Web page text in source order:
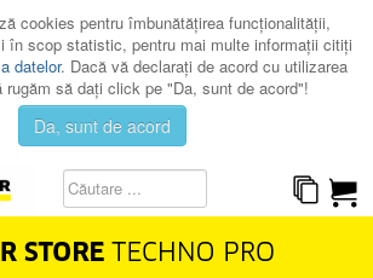
cookies pentru îmbunătăţirea funcţionalităţii,
în scop statistic, pentru mai multe informaţii citiţi
datelor. Dacă vă declaraţi de acord cu utilizarea
rugăm să daţi click pe "Da, sunt de acord"!
Da, sunt de acord